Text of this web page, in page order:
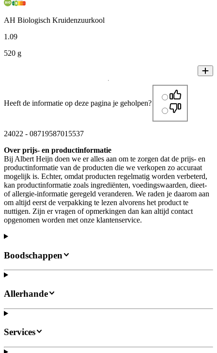
AH Biologisch Kruidenzuurkool
1 .09
520 g
Heeft de informatie op deze pagina je geholpen?
24022 - 08719587015537
Over prijs- en productinformatie
Bij Albert Heijn doen we er alles aan om te zorgen dat de prijs- en
productinformatie van de producten die we verkopen zo accuraat
mogelijk is. Echter, omdat producten regelmatig worden verbeterd,
kan productinformatie zoals ingrediënten, voedingswaarden, dieet-
of allergie-informatie geregeld veranderen. We raden je daarom aan
om altijd eerst de verpakking te lezen alvorens het product te
nuttigen. Zijn er vragen of opmerkingen dan kan altijd contact
opgenomen worden met onze klantenservice.
Boodschappen
Allerhande
Services